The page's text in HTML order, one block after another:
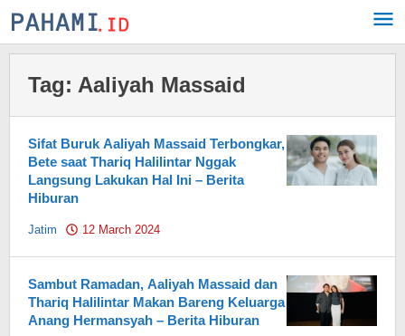
Skip
to
Tag: Aaliyah Massaid
Sifat Buruk Aaliyah Massaid Terbongkar,
Bete saat Thariq Halilintar Nggak
Langsung Lakukan Hal Ini – Berita
Hiburan
Jatim 12 March 2024
Sambut Ramadan, Aaliyah Massaid dan
Thariq Halilintar Makan Bareng Keluarga
Anang Hermansyah – Berita Hiburan